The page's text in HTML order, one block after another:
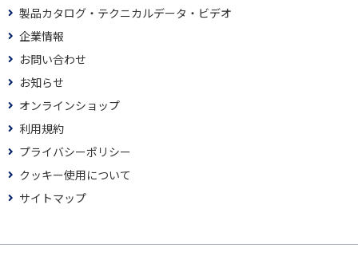
製品カタログ・テクニカルデータ・ビデオ
企業情報
お問い合わせ
お知らせ
オンラインショップ
利用規約
プライバシーポリシー
クッキー使用について
サイトマップ